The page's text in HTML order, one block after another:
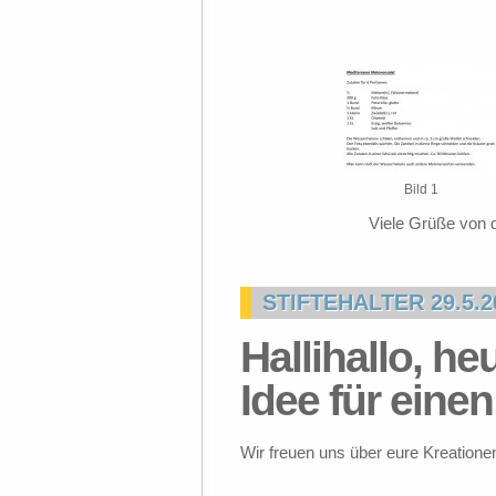
Bild 1
Viele Grüße von
STIFTEHALTER
Hallihallo,
Idee für
Wir freuen uns über eure